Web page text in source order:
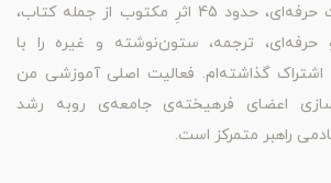
کرده‌ام. در کنار فعّالیّت حرفه‌ای، حدود 45 اثرِ مکتوب از جمله کتاب،
ترجمه، ستون‌نوشته و غیره را با
اشتراک گذاشته‌ام. فعالیت اصلی آموزشی من
اعضای فرهیخته‌ی جامعه‌ی روبه رشد
راهبر متمرکز است.